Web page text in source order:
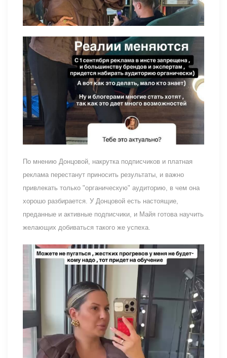
По мнению Донцовой, накрутка подписчиков и платная
реклама перестанут приносить результаты, и важно
привлекать только "органическую" аудиторию, в чем она
хорошо разбирается. У Донцовой есть настоящие,
преданные и активные подписчики, и Майя готова научить
желающих добиваться такого же успеха.